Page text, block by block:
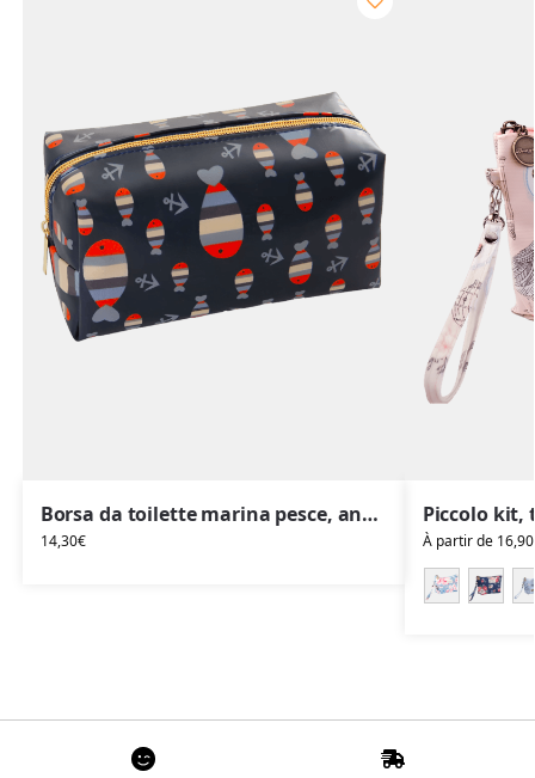
Borsa da toilette marina pesce, ancora
14,30€ À partir de 16,90